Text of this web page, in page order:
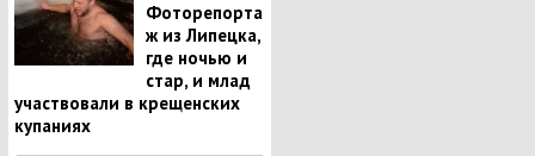
Фоторепорта
ж из Липецка,
где ночью и
стар, и млад
участвовали в крещенских
купаниях